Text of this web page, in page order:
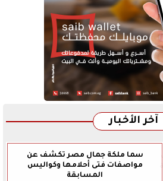
آخر الأخبار
سما ملكة جمال مصر تكشف عن
مواصفات فتى أحلامها وكواليس
المسابقة